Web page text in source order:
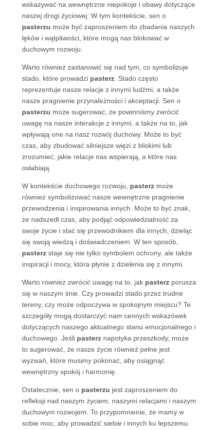
wskazywać na wewnętrzne niepokoje i obawy dotyczące
naszej drogi życiowej. W tym kontekście, sen o
pasterzu może być zaproszeniem do zbadania naszych
lęków i wątpliwości, które mogą nas blokować w
duchowym rozwoju.
Warto również zastanowić się nad tym, co symbolizuje
stado, które prowadzi pasterz. Stado często
reprezentuje nasze relacje z innymi ludźmi, a także
nasze pragnienie przynależności i akceptacji. Sen o
pasterzu może sugerować, że powinniśmy zwrócić
uwagę na nasze interakcje z innymi, a także na to, jak
wpływają one na nasz rozwój duchowy. Może to być
czas, aby zbudować silniejsze więzi z bliskimi lub
zrozumieć, jakie relacje nas wspierają, a które nas
osłabiają.
W kontekście duchowego rozwoju, pasterzmoże
również symbolizować nasze wewnętrzne pragnienie
przewodzenia i inspirowania innych. Może to być znak,
że nadszedł czas, aby podjąć odpowiedzialność za
swoje życie i stać się przewodnikiem dla innych, dzieląc
się swoją wiedzą i doświadczeniem. W ten sposób,
pasterzstaje się nie tylko symbolem ochrony, ale także
inspiracji i mocy, która płynie z dzielenia się z innymi.
Warto również zwrócić uwagę na to, jak pasterzporusza
się w naszym śnie. Czy prowadzi stado przez trudne
tereny, czy może odpoczywa w spokojnym miejscu? Te
szczegóły mogą dostarczyć nam cennych wskazówek
dotyczących naszego aktualnego stanu emocjonalnego i
duchowego. Jeśli pasterznapotyka przeszkody, może
to sugerować, że nasze życie również pełne jest
wyzwań, które musimy pokonać, aby osiągnąć
wewnętrzny spokój i harmonię.
Ostatecznie, sen o pasterzu jest zaproszeniem do
refleksji nad naszym życiem, naszymi relacjami i naszym
duchowym rozwojem. To przypomnienie, że mamy w
sobie moc, aby prowadzić siebie i innych ku lepszemu.